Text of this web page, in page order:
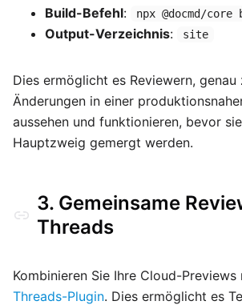
Build-Befehl: npx @docmd/core
Output-Verzeichnis: site
Dies ermöglicht es Reviewern, genau
Änderungen in einer
aussehen und funktionieren, bevor
Hauptzweig gemergt werden.
3. Gemeinsame
Threads
Kombinieren Sie Ihre Cloud-Previews
Threads-Plugin. Dies ermöglicht es